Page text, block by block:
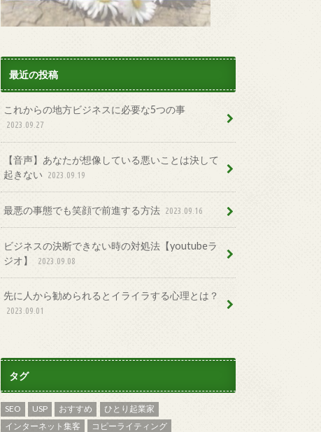
最近の投稿
これからの地方ビジネスに必要な5つの事
2023.09.27
【音声】あなたが想像している悪いことは決して
起きない
2023.09.19
最悪の事態でも笑顔で前進する方法 2023.09.16
ビジネスの決断できない時の対処法【youtubeラ
ジオ】
2023.09.08
先に人から勧められるとイライラする心理とは？
2023.09.01
タグ
SEO USP おすすめ
ひとり起業家
インターネット集客
コピーライティング